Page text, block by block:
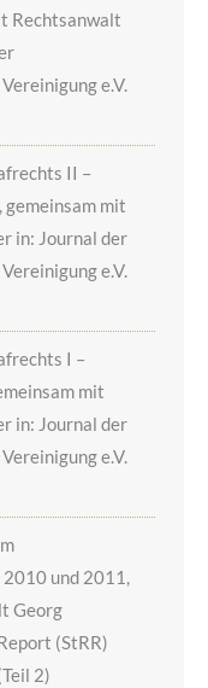
Rechtsanwalt
e.V.
II –
mit
in: Journal der
e.V.
I –
mit
in: Journal der
e.V.
und 2011,
Georg
(StRR)
2)